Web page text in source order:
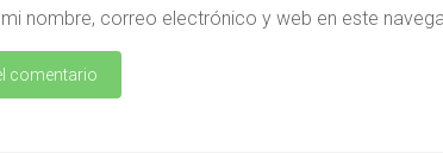
mi nombre, correo electrónico y web en este